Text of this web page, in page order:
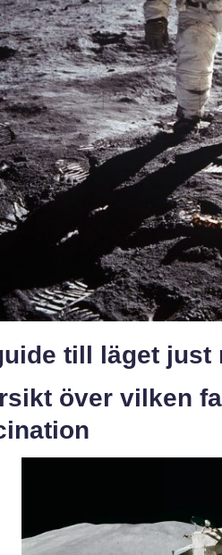
till läget just
över vilken